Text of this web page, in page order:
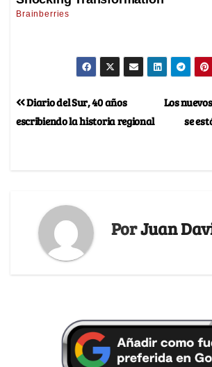
Los
se
Diario del Sur, 40 años
escribiendo la historia regional
PorJuan